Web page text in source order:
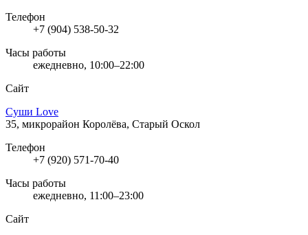
Телефон
+7 (904) 538-50-32
Часы работы
ежедневно, 10:00–22:00
Сайт
Суши Love
35, микрорайон Королёва, Старый Оскол
Телефон
+7 (920) 571-70-40
Часы работы
ежедневно, 11:00–23:00
Сайт